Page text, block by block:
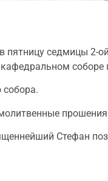
седмицы 2-
соборе
Стефан